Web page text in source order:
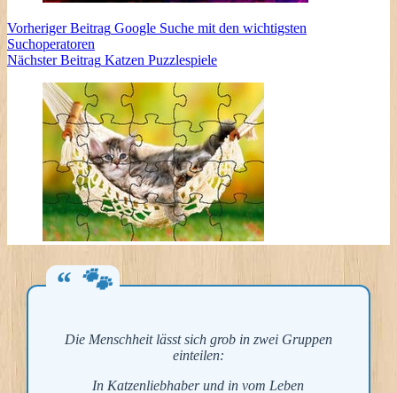
VorherigerBeitrag Google Suche mit den wichtigsten
Suchoperatoren
NächsterBeitrag Katzen Puzzlespiele
Die Menschheit lässt sich grob in zwei Gruppen
einteilen:
In Katzenliebhaber und in vom Leben